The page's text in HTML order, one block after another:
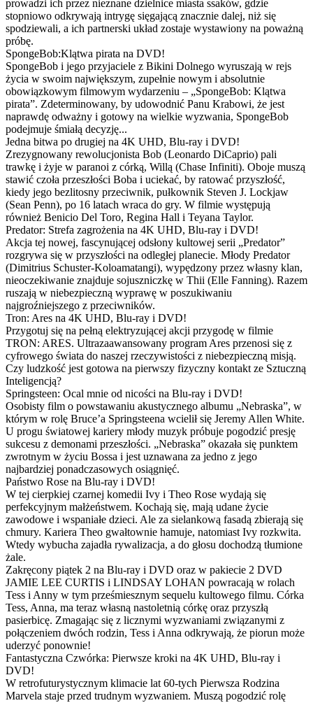
prowadzi ich przez nieznane dzielnice miasta ssaków, gdzie
stopniowo odkrywają intrygę sięgającą znacznie dalej, niż się
spodziewali, a ich partnerski układ zostaje wystawiony na poważną
próbę.
SpongeBob:Klątwa pirata na DVD!
SpongeBob i jego przyjaciele z Bikini Dolnego wyruszają w rejs
życia w swoim największym, zupełnie nowym i absolutnie
obowiązkowym filmowym wydarzeniu – „SpongeBob: Klątwa
pirata”. Zdeterminowany, by udowodnić Panu Krabowi, że jest
naprawdę odważny i gotowy na wielkie wyzwania, SpongeBob
podejmuje śmiałą decyzję...
Jedna bitwa po drugiej na 4K UHD, Blu-ray i DVD!
Zrezygnowany rewolucjonista Bob (Leonardo DiCaprio) pali
trawkę i żyje w paranoi z córką, Willą (Chase Infiniti). Oboje muszą
stawić czoła przeszłości Boba i uciekać, by ratować przyszłość,
kiedy jego bezlitosny przeciwnik, pułkownik Steven J. Lockjaw
(Sean Penn), po 16 latach wraca do gry. W filmie występują
również Benicio Del Toro, Regina Hall i Teyana Taylor.
Predator: Strefa zagrożenia na 4K UHD, Blu-ray i DVD!
Akcja tej nowej, fascynującej odsłony kultowej serii „Predator”
rozgrywa się w przyszłości na odległej planecie. Młody Predator
(Dimitrius Schuster-Koloamatangi), wypędzony przez własny klan,
nieoczekiwanie znajduje sojuszniczkę w Thii (Elle Fanning). Razem
ruszają w niebezpieczną wyprawę w poszukiwaniu
najgroźniejszego z przeciwników.
Tron: Ares na 4K UHD, Blu-ray i DVD!
Przygotuj się na pełną elektryzującej akcji przygodę w filmie
TRON: ARES. Ultrazaawansowany program Ares przenosi się z
cyfrowego świata do naszej rzeczywistości z niebezpieczną misją.
Czy ludzkość jest gotowa na pierwszy fizyczny kontakt ze Sztuczną
Inteligencją?
Springsteen: Ocal mnie od nicości na Blu-ray i DVD!
Osobisty film o powstawaniu akustycznego albumu „Nebraska”, w
którym w rolę Bruce’a Springsteena wcielił się Jeremy Allen White.
U progu światowej kariery młody muzyk próbuje pogodzić presję
sukcesu z demonami przeszłości. „Nebraska” okazała się punktem
zwrotnym w życiu Bossa i jest uznawana za jedno z jego
najbardziej ponadczasowych osiągnięć.
Państwo Rose na Blu-ray i DVD!
W tej cierpkiej czarnej komedii Ivy i Theo Rose wydają się
perfekcyjnym małżeństwem. Kochają się, mają udane życie
zawodowe i wspaniałe dzieci. Ale za sielankową fasadą zbierają się
chmury. Kariera Theo gwałtownie hamuje, natomiast Ivy rozkwita.
Wtedy wybucha zajadła rywalizacja, a do głosu dochodzą tłumione
żale.
Zakręcony piątek 2 na Blu-ray i DVD oraz w pakiecie 2 DVD
JAMIE LEE CURTIS i LINDSAY LOHAN powracają w rolach
Tess i Anny w tym prześmiesznym sequelu kultowego filmu. Córka
Tess, Anna, ma teraz własną nastoletnią córkę oraz przyszłą
pasierbicę. Zmagając się z licznymi wyzwaniami związanymi z
połączeniem dwóch rodzin, Tess i Anna odkrywają, że piorun może
uderzyć ponownie!
Fantastyczna Czwórka: Pierwsze kroki na 4K UHD, Blu-ray i
DVD!
W retrofuturystycznym klimacie lat 60-tych Pierwsza Rodzina
Marvela staje przed trudnym wyzwaniem. Muszą pogodzić rolę